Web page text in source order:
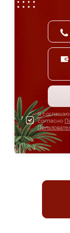
Я
согласно